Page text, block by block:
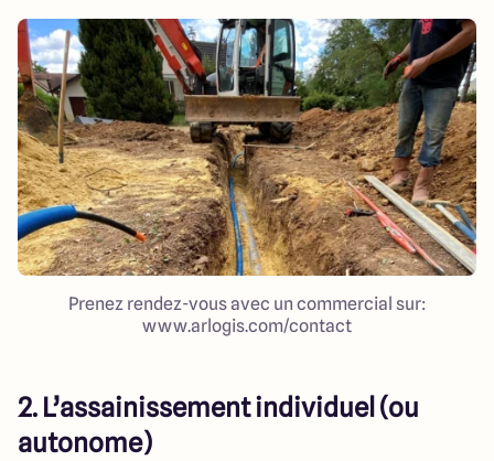
Prenez rendez-vous avec un commercial sur:
www.arlogis.com/contact
2. L’assainissement individuel (ou
autonome)